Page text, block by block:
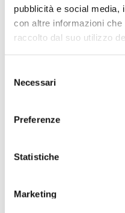
pubblicità e social media,
con altre informazioni
raccolto dal suo utilizzo
delNecessari
Preferenze
Statistiche
Marketing
Messaggio
679/2016 del 27 aprile 2016
fisiche con riguardo al